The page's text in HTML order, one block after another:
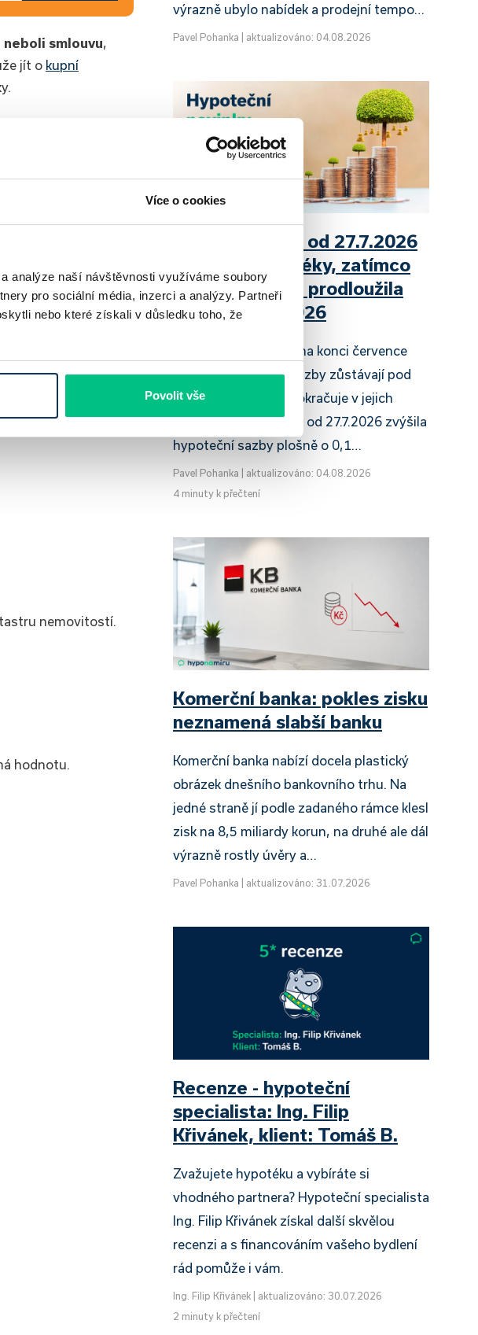
Více o cookies
analýze naší návštěvnosti využíváme soubory
pro sociální média, inzerci a analýzy. Partneři
nebo které získali v důsledku toho, že
Povolit vše
smlouvu,
jít o kupní
nemovitostí.
hodnotu.
výrazně ubylo nabídek a prodejní tempo…
Pavel Pohanka aktualizováno: 04.08.2026
UniCredit Bank od 27.7.2026
zdražuje hypotéky, zatímco
Raiffeisenbank prodloužila
slevu do 6.9.2026
Český hypoteční trh na konci července
2026 potvrzuje, že sazby zůstávají pod
tlakem a část bank pokračuje v jejich
růstu. UniCredit Bank od 27.7.2026 zvýšila
hypoteční sazby plošně o 0,1…
Pavel Pohanka
aktualizováno: 04.08.2026
4 minuty k přečtení
Komerční banka: pokles zisku
neznamená slabší banku
Komerční banka nabízí docela plastický
obrázek dnešního bankovního trhu. Na
jedné straně jí podle zadaného rámce klesl
zisk na 8,5 miliardy korun, na druhé ale dál
výrazně rostly úvěry a…
Pavel Pohanka aktualizováno: 31.07.2026
Recenze - hypoteční
specialista: Ing. Filip
Křivánek, klient: Tomáš B.
Zvažujete hypotéku a vybíráte si
vhodného partnera? Hypoteční specialista
Ing. Filip Křivánek získal další skvělou
recenzi a s financováním vašeho bydlení
rád pomůže i vám.
Ing. Filip Křivánek
aktualizováno: 30.07.2026
2 minuty k přečtení